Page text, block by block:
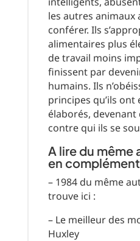
les autres animaux
conférer. Ils
alimentaires plus
de travail moins
finissent par
humains. Ils
principes qu’ils ont
élaborés, devenant
contre qui ils se
A lire du même
en
– 1984 du même
trouve ici :
– Le meilleur des
Huxley